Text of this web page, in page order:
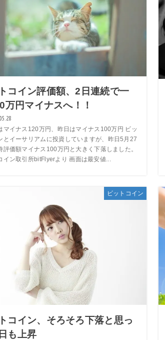
コイン評価額、2日連続で一
万円マイナスへ！！
マイナス120万円、昨日はマイナス100万円 ビッ
とイーサリアムに投資していますが、昨日5月27
評価額マイナス100万円と大きく下落しました。
イン取引所bitFlyerより 画面は最安値...
ビットコイン
コイン、そろそろ下落と思っ
も上昇